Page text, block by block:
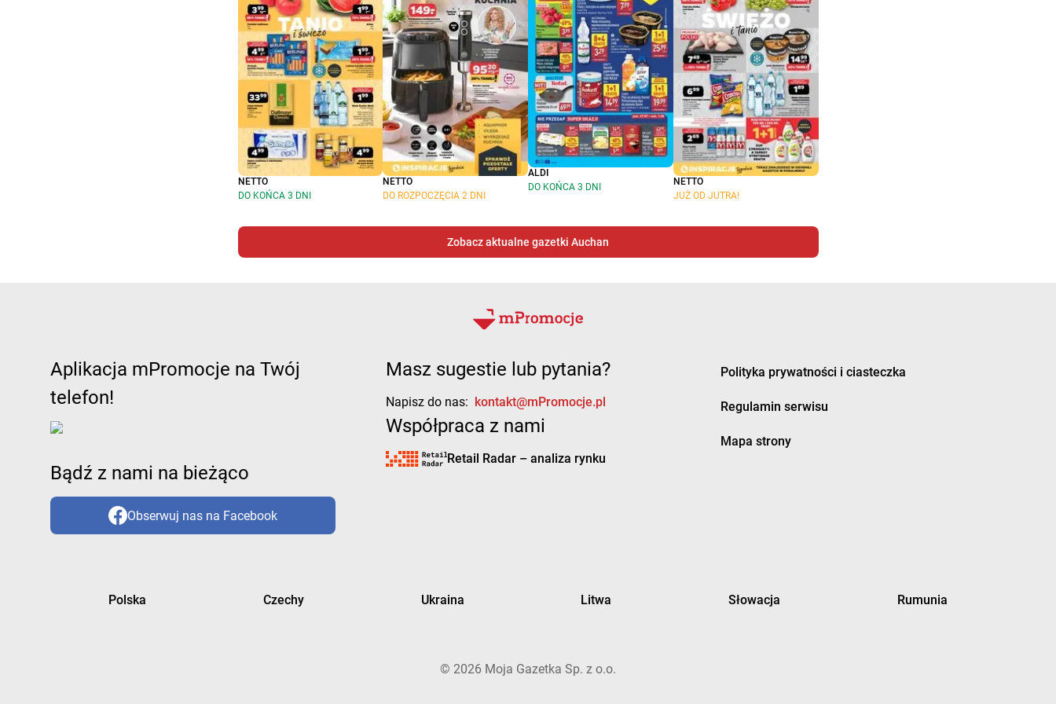
NETTO
DO KOŃCA 3 DNI
NETTO
DO ROZPOCZĘCIA 2 DNI
ALDI
DO KOŃCA 3 DNI
NETTO
JUŻ OD JUTRA!
Zobacz aktualne gazetki Auchan
Aplikacja mPromocje na Twój
telefon!
Bądź z nami na bieżąco
Obserwuj nas na Facebook
Masz sugestie lub pytania?
Napisz do nas: kontakt@mPromocje.pl
Współpraca z nami
Retail Radar – analiza rynku
Polityka prywatności i ciasteczka
Regulamin serwisu
Mapa strony
Polska Czechy Ukraina Litwa Słowacja Rumunia
© 2026 Moja Gazetka Sp. z o.o.